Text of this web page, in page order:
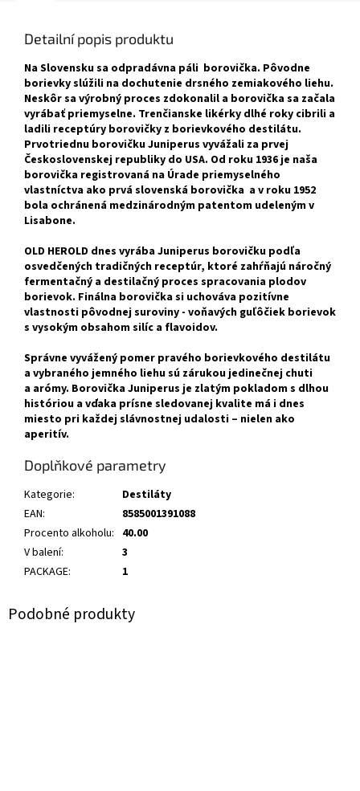
Detailní popis produktu
Na Slovensku sa odpradávna páli borovička. Pôvodne
borievky slúžili na dochutenie drsného zemiakového liehu.
Neskôr sa výrobný proces zdokonalil a borovička sa začala
vyrábať priemyselne. Trenčianske likérky dlhé roky cibrili a
ladili receptúry borovičky z borievkového destilátu.
Prvotriednu borovičku Juniperus vyvážali za prvej
Československej republiky do USA. Od roku 1936 je naša
borovička registrovaná na Úrade priemyselného
vlastníctva ako prvá slovenská borovička a v roku 1952
bola ochránená medzinárodným patentom udeleným v
Lisabone.
OLD HEROLD dnes vyrába Juniperus borovičku podľa
osvedčených tradičných receptúr, ktoré zahŕňajú náročný
fermentačný a destilačný proces spracovania plodov
borievok. Finálna borovička si uchováva pozitívne
vlastnosti pôvodnej suroviny - voňavých guľôčiek borievok
s vysokým obsahom silíc a flavoidov.
Správne vyvážený pomer pravého borievkového destilátu
a vybraného jemného liehu sú zárukou jedinečnej chuti
a arómy. Borovička Juniperus je zlatým pokladom s dlhou
históriou a vďaka prísne sledovanej kvalite má i dnes
miesto pri každej slávnostnej udalosti – nielen ako
aperitív.
Doplňkové parametry
Kategorie:
Destiláty
EAN:
8585001391088
Procento alkoholu: 40.00
V balení:
3
PACKAGE: 1